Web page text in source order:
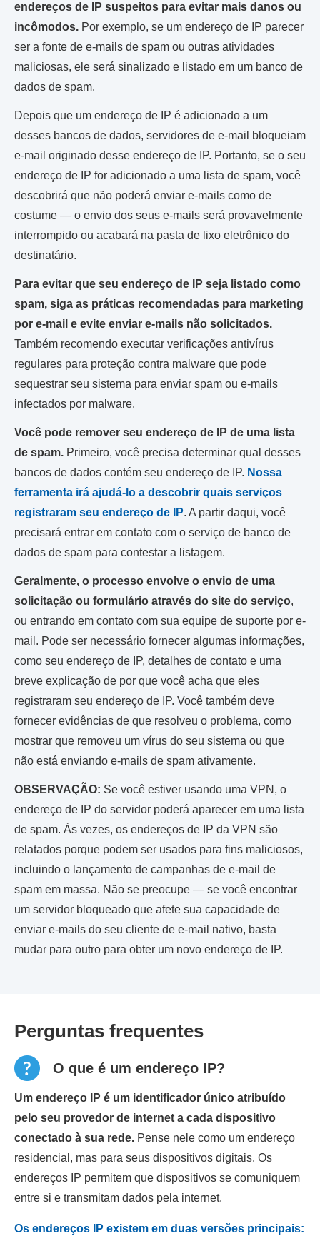
endereços de IP suspeitos para evitar mais danos ou
incômodos. Por exemplo, se um endereço de IP parecer
ser a fonte de e-mails de spam ou outras atividades
maliciosas, ele será sinalizado e listado em um banco de
dados de spam.
Depois que um endereço de IP é adicionado a um
desses bancos de dados, servidores de e-mail bloqueiam
e-mail originado desse endereço de IP. Portanto, se o seu
endereço de IP for adicionado a uma lista de spam, você
descobrirá que não poderá enviar e-mails como de
costume — o envio dos seus e-mails será provavelmente
interrompido ou acabará na pasta de lixo eletrônico do
destinatário.
Para evitar que seu endereço de IP seja listado como
spam, siga as práticas recomendadas para marketing
por e-mail e evite enviar e-mails não solicitados.
Também recomendo executar verificações antivírus
regulares para proteção contra malware que pode
sequestrar seu sistema para enviar spam ou e-mails
infectados por malware.
Você pode remover seu endereço de IP de uma lista
de spam. Primeiro, você precisa determinar qual desses
bancos de dados contém seu endereço de IP. Nossa
ferramenta irá ajudá-lo a descobrir quais serviços
registraram seu endereço de IP. A partir daqui, você
precisará entrar em contato com o serviço de banco de
dados de spam para contestar a listagem.
Geralmente, o processo envolve o envio de uma
solicitação ou formulário através do site do serviço,
ou entrando em contato com sua equipe de suporte por e-
mail. Pode ser necessário fornecer algumas informações,
como seu endereço de IP, detalhes de contato e uma
breve explicação de por que você acha que eles
registraram seu endereço de IP. Você também deve
fornecer evidências de que resolveu o problema, como
mostrar que removeu um vírus do seu sistema ou que
não está enviando e-mails de spam ativamente.
OBSERVAÇÃO: Se você estiver usando uma VPN, o
endereço de IP do servidor poderá aparecer em uma lista
de spam. Às vezes, os endereços de IP da VPN são
relatados porque podem ser usados ​​para fins maliciosos,
incluindo o lançamento de campanhas de e-mail de
spam em massa. Não se preocupe — se você encontrar
um servidor bloqueado que afete sua capacidade de
enviar e-mails do seu cliente de e-mail nativo, basta
mudar para outro para obter um novo endereço de IP.
Perguntas frequentes
O que é um endereço IP?
Um endereço IP é um identificador único atribuído
pelo seu provedor de internet a cada dispositivo
conectado à sua rede. Pense nele como um endereço
residencial, mas para seus dispositivos digitais. Os
endereços IP permitem que dispositivos se comuniquem
entre si e transmitam dados pela internet.
Os endereços IP existem em duas versões principais: